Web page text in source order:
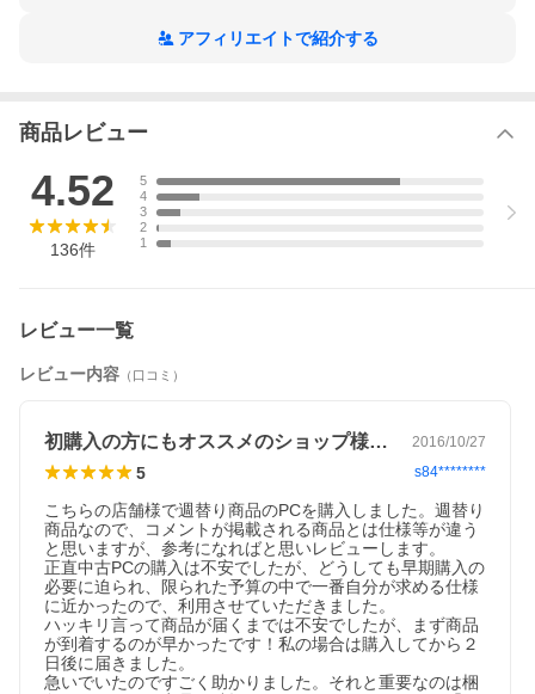
あり
無線LAN(Wi-Fi)
なし
Bluetooth
USB
USB TypeC×1、USB3.0×6、USB2.0×4
なし
SDcardスロット
なし
その他 接続端子
DisplayPort×2、D-sub×1DisplayProtを使用して最大3画面まで対
スピーカー
あり (内蔵)
アフィリエイトで紹介する
商品レビュー
4.52
136件
5
4
3
2
1
レビュー一覧
レビュー内容 （口コミ）
初購入の方にもオススメのショップ様です 2016/10/27
5 s84********
こちらの店舗様で週替り商品のPCを購入しました。週替り
商品なので、コメントが掲載される商品とは仕様等が違う
と思いますが、参考になればと思いレビューします。
正直中古PCの購入は不安でしたが、どうしても早期購入の
必要に迫られ、限られた予算の中で一番自分が求める仕様
に近かったので、利用させていただきました。
ハッキリ言って商品が届くまでは不安でしたが、まず商品
が到着するのが早かったです！私の場合は購入してから２
日後に届きました。
急いでいたのですごく助かりました。それと重要なのは梱